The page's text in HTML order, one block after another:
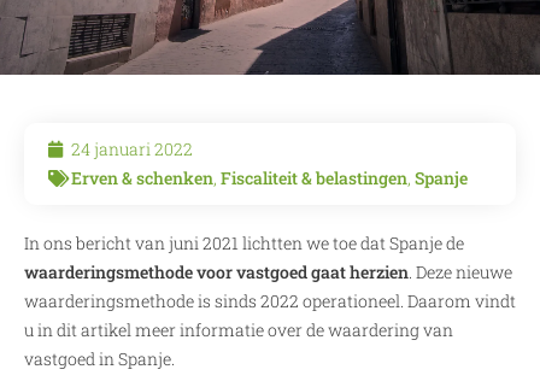
24 januari 2022
Erven & schenken, Fiscaliteit & belastingen, Spanje
In ons bericht van juni 2021 lichtten we toe dat Spanje de
waarderingsmethode voor vastgoed gaat herzien. Deze nieuwe
waarderingsmethode is sinds 2022 operationeel. Daarom vindt
u in dit artikel meer informatie over de waardering van
vastgoed in Spanje.